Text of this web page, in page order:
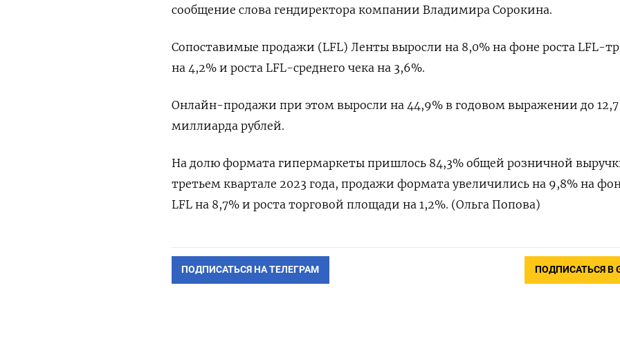
сообщение слова гендиректора компании Владимира Сорокина.
Сопоставимые продажи (LFL) Ленты выросли на 8,0% на фоне роста LFL-
на 4,2% и роста LFL-среднего чека на 3,6%.
Онлайн-продажи при этом выросли на 44,9% в годовом выражении до 12,7
миллиарда рублей.
На долю формата гипермаркеты пришлось 84,3% общей розничной
третьем квартале 2023 года, продажи формата увеличились на 9,8% на
LFL на 8,7% и роста торговой площади на 1,2%. (Ольга Попова)
ПОДПИСАТЬСЯ НА ТЕЛЕГРАМ ПОДПИСАТЬСЯ В